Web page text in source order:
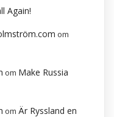
Again!
om
om Make Russia
om Är Ryssland en